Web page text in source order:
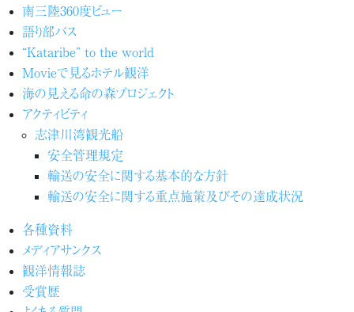
南三陸360度ビュー
語り部バス
“Kataribe” to the world
Movieで見るホテル観洋
海の見える命の森プロジェクト
アクティビティ
志津川湾観光船
安全管理規定
輸送の安全に関する基本的な方針
輸送の安全に関する重点施策及びその達成状況
各種資料
メディアサンクス
観洋情報誌
受賞歴